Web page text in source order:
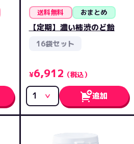
送料無料 おまとめ
【定期】濃い柿渋のど飴
16袋セット
¥6,912 （税込）
追加